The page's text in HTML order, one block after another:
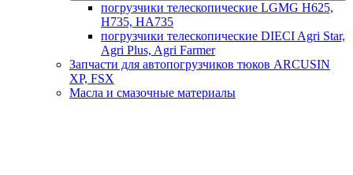
погрузчики телескопические LGMG H625,
H735, HA735
погрузчики телескопические DIECI Agri Star,
Agri Plus, Agri Farmer
Запчасти для автопогрузчиков тюков ARCUSIN
XP, FSX
Масла и смазочные материалы